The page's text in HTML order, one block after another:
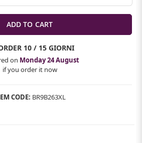
10 / 15 GIORNI
on Monday 24 August
if you order it now
CODE: BR9B263XL